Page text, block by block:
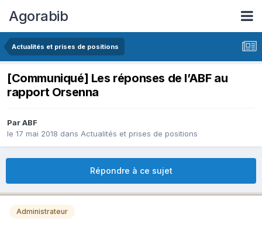
Agorabib
Actualités et prises de positions
[Communiqué] Les réponses de l’ABF au
rapport Orsenna
Par ABF
le 17 mai 2018 dans Actualités et prises de positions
Répondre à ce sujet
Administrateur